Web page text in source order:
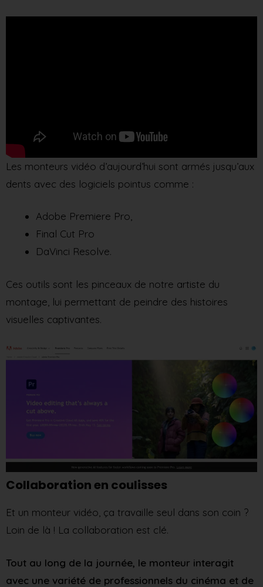
Les monteurs vidéo d’aujourd’hui sont armés jusqu’aux
dents avec des logiciels pointus comme :
Adobe Premiere Pro,
Final Cut Pro
DaVinci Resolve.
Ces outils sont les pinceaux de notre artiste du
montage, lui permettant de peindre des histoires
visuelles captivantes.
Collaboration en coulisses
Et un monteur vidéo, ça travaille seul dans son coin ?
Loin de là ! La collaboration est clé.
Tout au long de la journée, le monteur interagit
avec une variété de professionnels du cinéma et de